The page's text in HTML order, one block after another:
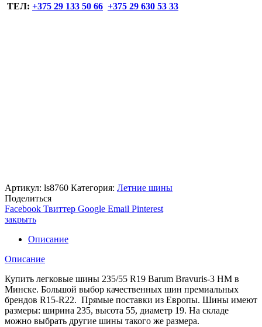
ТЕЛ: +375 29 133 50 66 +375 29 630 53 33
Артикул: ls8760 Категория: Летние шины
Поделиться
Facebook Твиттер Google Email Pinterest
закрыть
Описание
Описание
Купить легковые шины 235/55 R19 Barum Bravuris-3 HM в
Минске. Большой выбор качественных шин премиальных
брендов R15-R22. Прямые поставки из Европы. Шины имеют
размеры: ширина 235, высота 55, диаметр 19. На складе
можно выбрать другие шины такого же размера.